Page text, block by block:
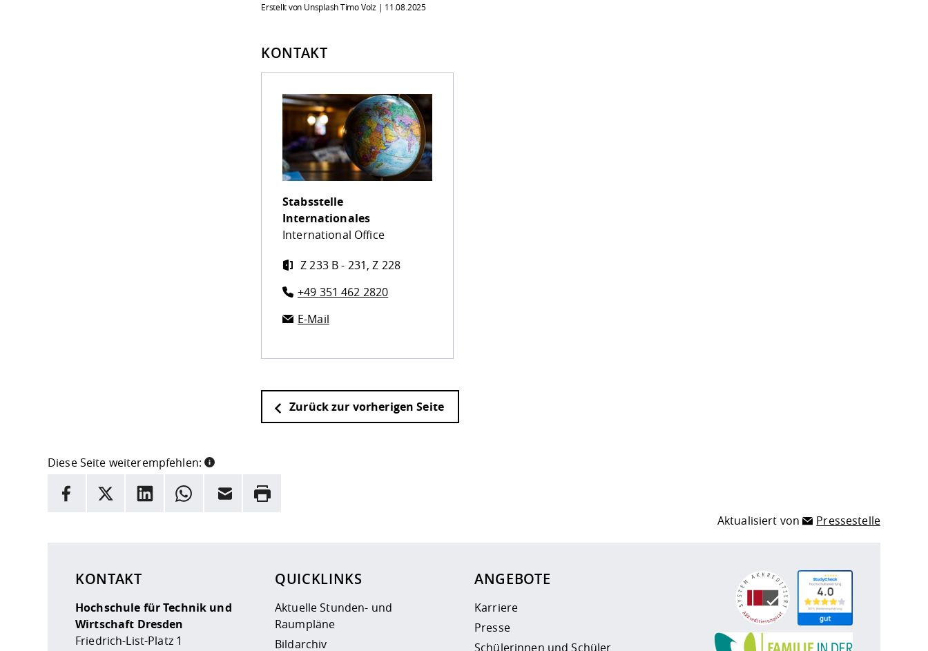
Erstellt von Unsplash Timo Volz | 11.08.2025
KONTAKT
Stabsstelle
Internationales
International Office
Z 233 B - 231, Z 228
+49 351 462 2820
E-Mail
Zurück zur vorherigen Seite
Diese Seite weiterempfehlen:
INFORMATION
Facebook
X LinkedInWhatsappE-Mail Drucken
Aktualisiert von Pressestelle
KONTAKT
Hochschule für Technik und
Wirtschaft Dresden
Friedrich-List-Platz 1
QUICKLINKS
Aktuelle Stunden- und
Raumpläne
Bildarchiv
ANGEBOTE
Karriere
Presse
Schülerinnen und Schüler